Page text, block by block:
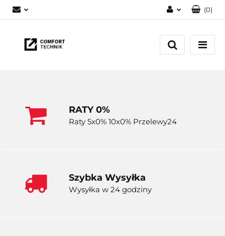
Zaloguj się
Zarejestruj się
(0)
RATY 0%
Raty 5x0% 10x0% Przelewy24
Szybka Wysyłka
Wysyłka w 24 godziny